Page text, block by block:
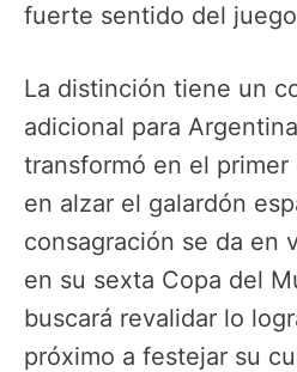
fuerte sentido del
La distinción tiene un
adicional para
transformó en el
en alzar el galardón
consagración se da en
en su sexta Copa del
buscará revalidar lo
próximo a festejar su